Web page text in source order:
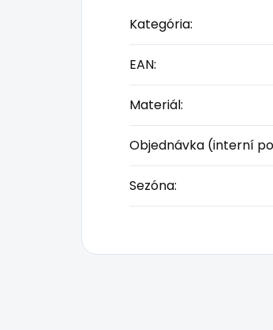
Kategória:
EAN:
Materiál:
Objednávka (interní
Sezóna: